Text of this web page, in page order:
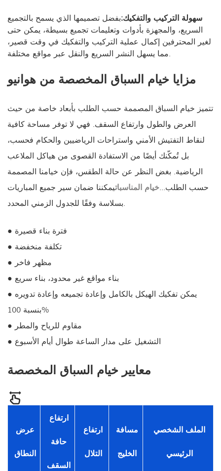
سهولة التركيب والتفكيك:بفضل تصميمها الذي يسمح بالتجميع
السريع، والمجهزة بأدوات وتعليمات تجميع بسيطة، يمكن حتى
لغير المحترفين إكمال عملية التركيب والتفكيك في وقت قصير،
مما يسهل النشر السريع والنقل عبر مواقع مختلفة.
مزايا خيام السباق المخصصة من هوانيو
تتميز خيام السباق المصممة حسب الطلب بأبعاد خاصة من حيث
العرض والطول وارتفاع السقف. فهي لا توفر مساحة كافية
لنقاط التفتيش الأمني ​​واستراحات الرياضيين والحكام فحسب،
بل تُمكّنك أيضًا من الاستفادة القصوى من هياكل الملاعب
الرياضية. بغض النظر عن حالة الطقس، فإن خيامنا المصممة
حسب الطلب...خيام المناسباتيمكننا ضمان سير جميع المباريات
بسلاسة وفقًا للجدول الزمني المحدد.
● فترة بناء قصيرة
● تكلفة منخفضة
● مظهر فاخر
● بناء مواقع غير محدود، بناء سريع
● يمكن تفكيك الهيكل بالكامل وإعادة تجميعه وإعادة تدويره
بنسبة 100%
● مقاوم للرياح والمطر
● التشغيل على مدار الساعة طوال أيام الأسبوع
معايير خيام السباق المخصصة
عرض
النطاق
ارتفاع
حافة
السقف
ارتفاع
التلال
مسافة
الخليج
الملف الشخصي
الرئيسي